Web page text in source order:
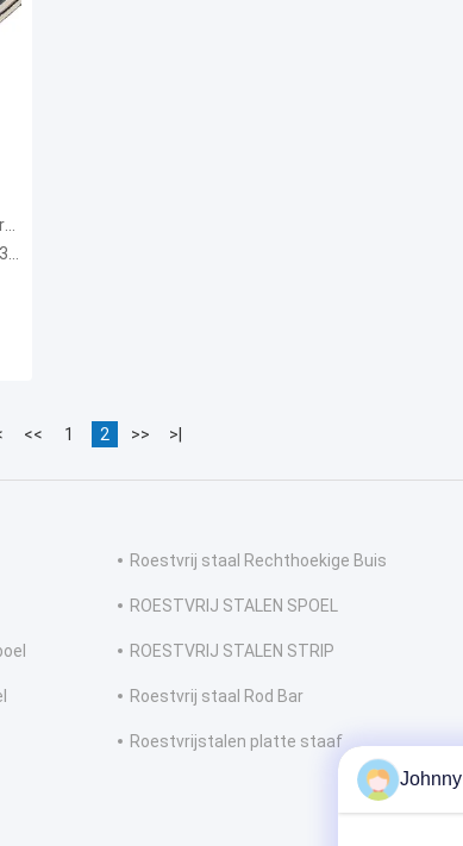
<< 1 2 >> >|
Roestvrij staal Rechthoekige Buis
ROESTVRIJ STALEN SPOEL
ROESTVRIJ STALEN STRIP
Roestvrij staal Rod Bar
Roestvrijstalen platte staaf
Johnny